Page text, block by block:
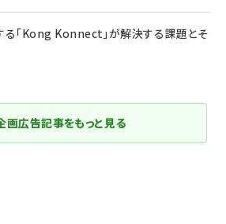
る「Kong Konnect」が解決する課題とそ
画広告記事をもっと見る